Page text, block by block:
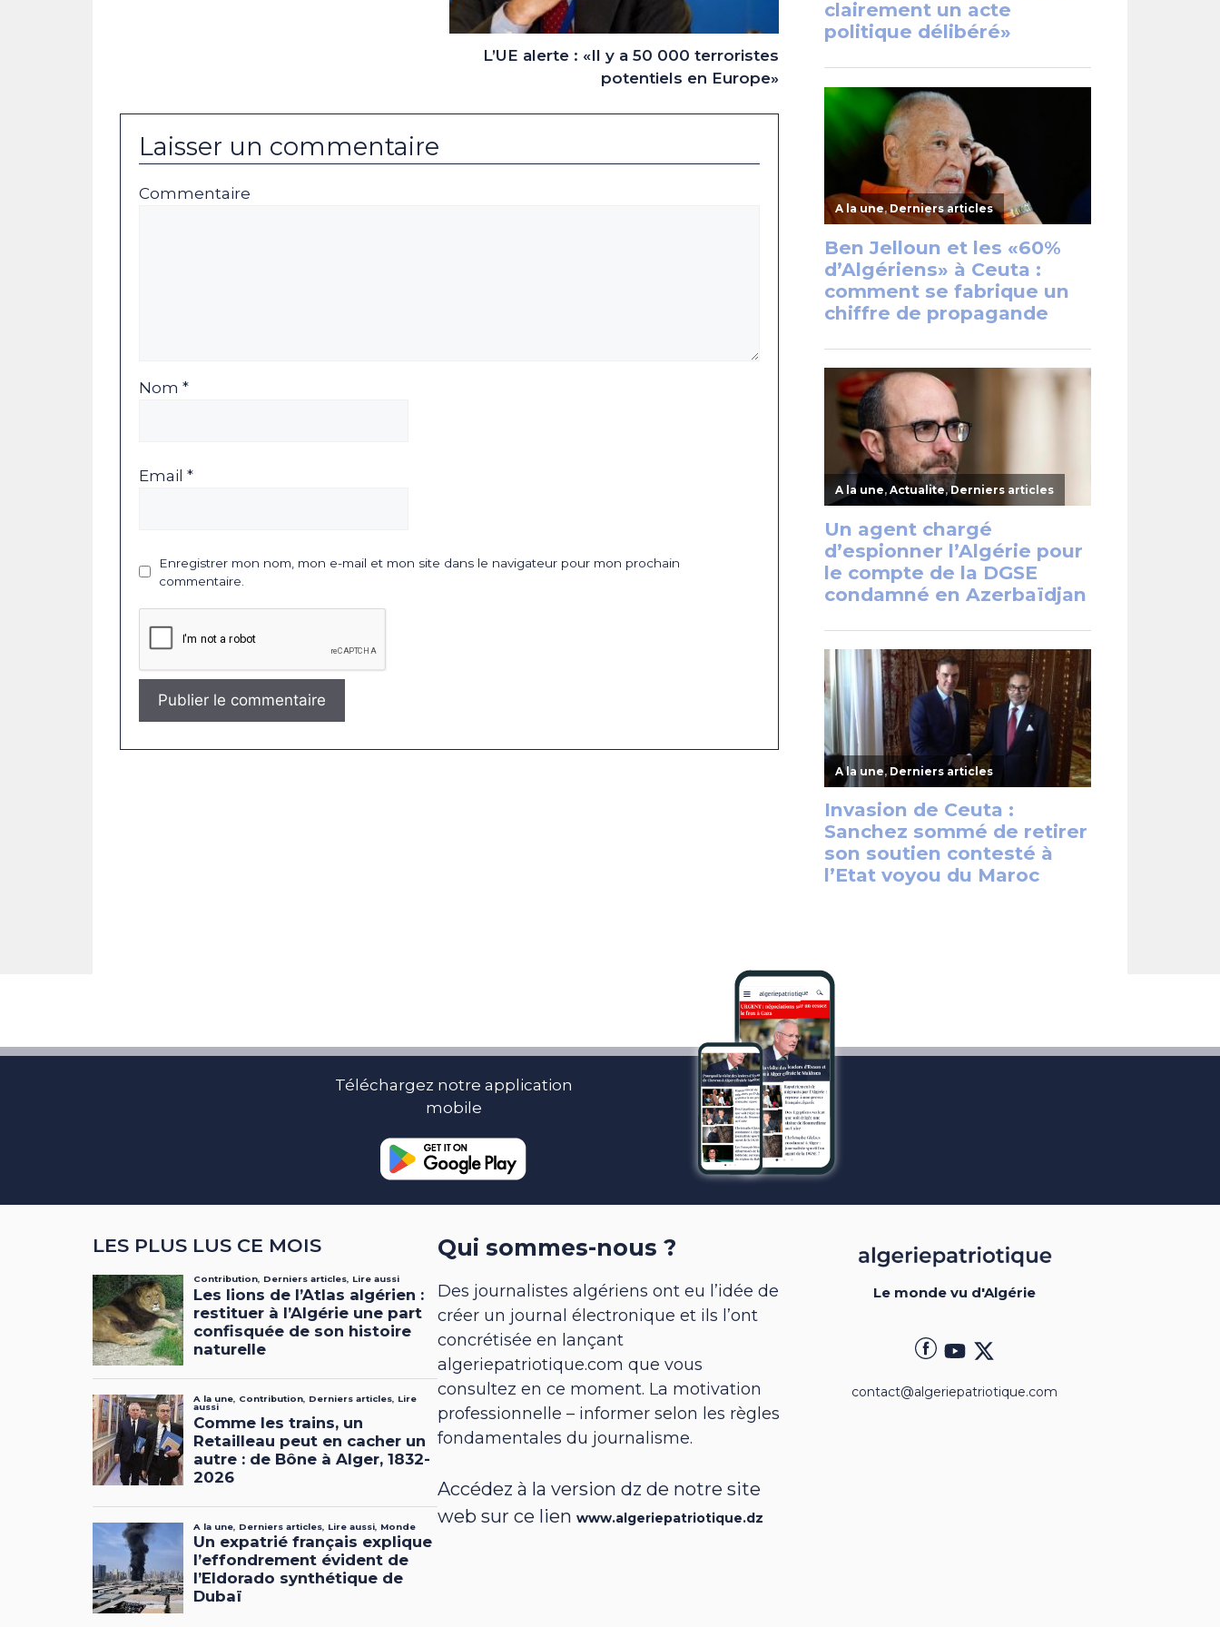
L’UE alerte : «Il y a 50 000 terroristes
potentiels en Europe»
Laisser un commentaire
Commentaire
Nom *
Email *
Enregistrer mon nom, mon e-mail et mon site dans le navigateur pour mon prochain
commentaire.
Téléchargez notre application
mobile
LES PLUS LUS CE MOIS Qui sommes-nous ?
Des journalistes algériens ont eu l’idée de
créer un journal électronique et ils l’ont
concrétisée en lançant
algeriepatriotique.com que vous
consultez en ce moment. La motivation
professionnelle – informer selon les règles
fondamentales du journalisme.
Accédez à la version dz de notre site
web sur ce lienwww.algeriepatriotique.dz
Le monde vu d'Algérie
contact@algeriepatriotique.com